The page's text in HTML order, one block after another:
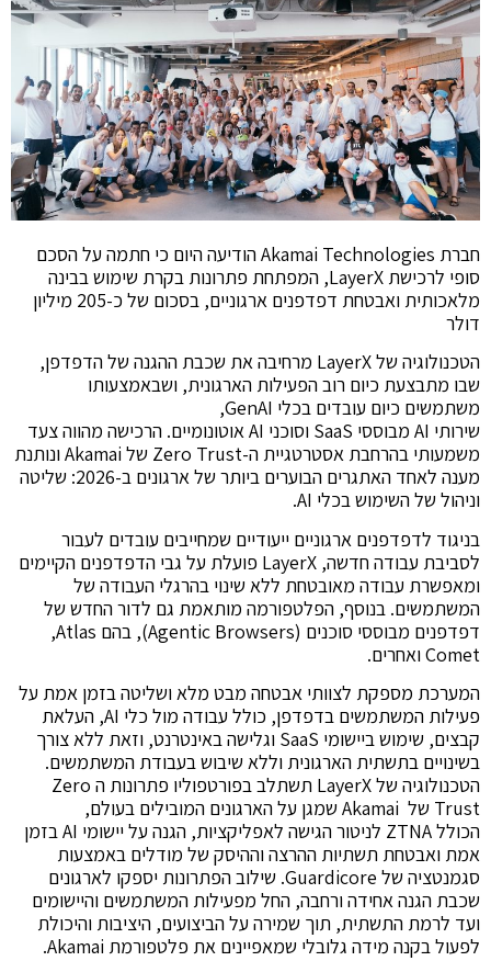
חברת Akamai Technologies ‏הודיעה היום כי חתמה על הסכם
סופי לרכישת LayerX, המפתחת פתרונות בקרת שימוש בבינה
מלאכותית ואבטחת דפדפנים ארגוניים, בסכום של כ-205 מיליון
דולר
הטכנולוגיה של LayerX מרחיבה את שכבת ההגנה של הדפדפן,
שבו מתבצעת כיום רוב הפעילות הארגונית, ושבאמצעותו
משתמשים כיום עובדים בכלי GenAI,
שירותי AI מבוססי SaaS וסוכני AI אוטונומיים. הרכישה מהווה צעד
משמעותי בהרחבת אסטרטגיית ה-Zero Trust של Akamai ונותנת
מענה לאחד האתגרים הבוערים ביותר של ארגונים ב-2026: שליטה
וניהול של השימוש בכלי AI.
בניגוד לדפדפנים ארגוניים ייעודיים שמחייבים עובדים לעבור
לסביבת עבודה חדשה, LayerX פועלת על גבי הדפדפנים הקיימים
ומאפשרת עבודה מאובטחת ללא שינוי בהרגלי העבודה של
המשתמשים. בנוסף, הפלטפורמה מותאמת גם לדור החדש של
דפדפנים מבוססי סוכנים (Agentic Browsers), בהם Atlas,
המערכת מספקת לצוותי אבטחה מבט מלא ושליטה בזמן אמת על
פעילות המשתמשים בדפדפן, כולל עבודה מול כלי AI, העלאת
קבצים, שימוש ביישומי SaaS וגלישה באינטרנט, וזאת ללא צורך
בשינויים בתשתית הארגונית וללא שיבוש בעבודת המשתמשים.
הטכנולוגיה של LayerX תשתלב בפורטפוליו פתרונות ה Zero
Trust של Akamai שמגן על הארגונים המובילים בעולם,
הכולל ZTNA לניטור הגישה לאפליקציות, הגנה על יישומי AI בזמן
אמת ואבטחת תשתיות ההרצה וההיסק של מודלים באמצעות
סגמנטציה של Guardicore. שילוב הפתרונות יספקו לארגונים
שכבת הגנה אחידה ורחבה, החל מפעילות המשתמשים והיישומים
ועד לרמת התשתית, תוך שמירה על הביצועים, היציבות והיכולת
לפעול בקנה מידה גלובלי שמאפיינים את פלטפורמת Akamai.